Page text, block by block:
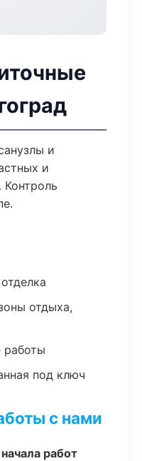
и
и
Контроль
отдыха,
работы
под ключ
с нами
работ